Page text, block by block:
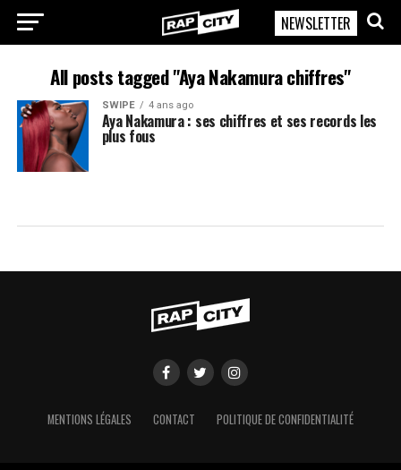
RapCity
NEWSLETTER
All posts tagged "Aya Nakamura chiffres"
SWIPE 4 ans ago
Aya Nakamura : ses chiffres et ses records les
plus fous
MENTIONS LÉGALES CONTACT POLITIQUE DE CONFIDENTIALITÉ